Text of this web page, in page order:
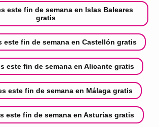
este fin de semana en Islas Baleares
gratis
este fin de semana en Castellón gratis
este fin de semana en Alicante gratis
este fin de semana en Málaga gratis
este fin de semana en Asturias gratis